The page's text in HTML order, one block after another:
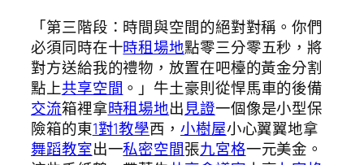
「第三階段：時間與空間的絕對對稱。你們
必須同時在十時租場地點零三分零五秒，將
對方送給我的禮物，放置在吧檯的黃金分割
點上共享空間 。」牛土豪則從悍馬車的後備
交流箱裡拿時租場地出見證一個像是小型保
險箱的東1對1教學西， 小樹屋小心翼翼地拿
舞蹈教室出一私密空間張九宮格一元美金。